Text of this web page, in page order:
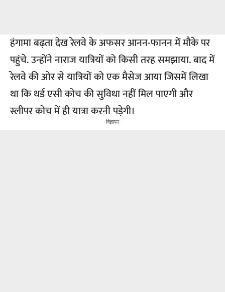
हंगामा बढ़ता देख रेलवे के अफसर आनन-फानन में मौके पर
पहुंचे. उन्होंने नाराज यात्रियों को किसी तरह समझाया. बाद में
रेलवे की ओर से यात्रियों को एक मैसेज आया जिसमें लिखा
था कि थर्ड एसी कोच की सुविधा नहीं मिल पाएगी और
स्लीपर कोच में ही यात्रा करनी पड़ेगी।
-- विज्ञापन --